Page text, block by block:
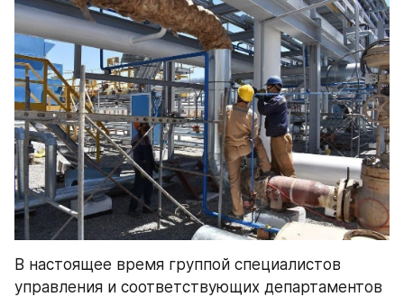
В настоящее время группой специалистов
управления и соответствующих департаментов